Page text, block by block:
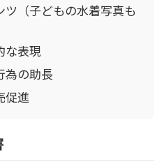
ツ（子どもの水着写真も
な表現
為の助長
促進